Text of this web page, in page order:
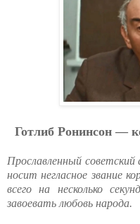
Готлиб Ронинсон —
Прославленный
носит негласное звание
всего на несколько
завоевать любовь народа.